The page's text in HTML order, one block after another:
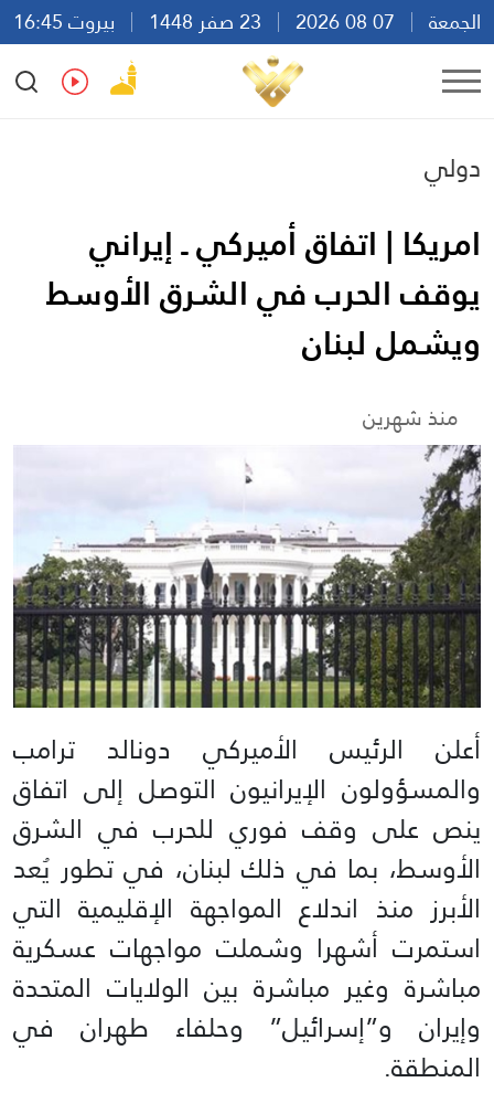
الجمعة
بيروت 16:45
Ar
En Fr Es
دولي
امريكا | اتفاق أميركي ـ إيراني
يوقف الحرب في الشرق الأوسط
ويشمل لبنان
منذ شهرين
أعلن الرئيس الأميركي دونالد ترامب
والمسؤولون الإيرانيون التوصل إلى اتفاق
ينص على وقف فوري للحرب في الشرق
الأوسط، بما في ذلك لبنان، في تطور يُعد
الأبرز منذ اندلاع المواجهة الإقليمية التي
استمرت أشهرا وشملت مواجهات عسكرية
مباشرة وغير مباشرة بين الولايات المتحدة
وإيران و”إسرائيل” وحلفاء طهران في
المنطقة.